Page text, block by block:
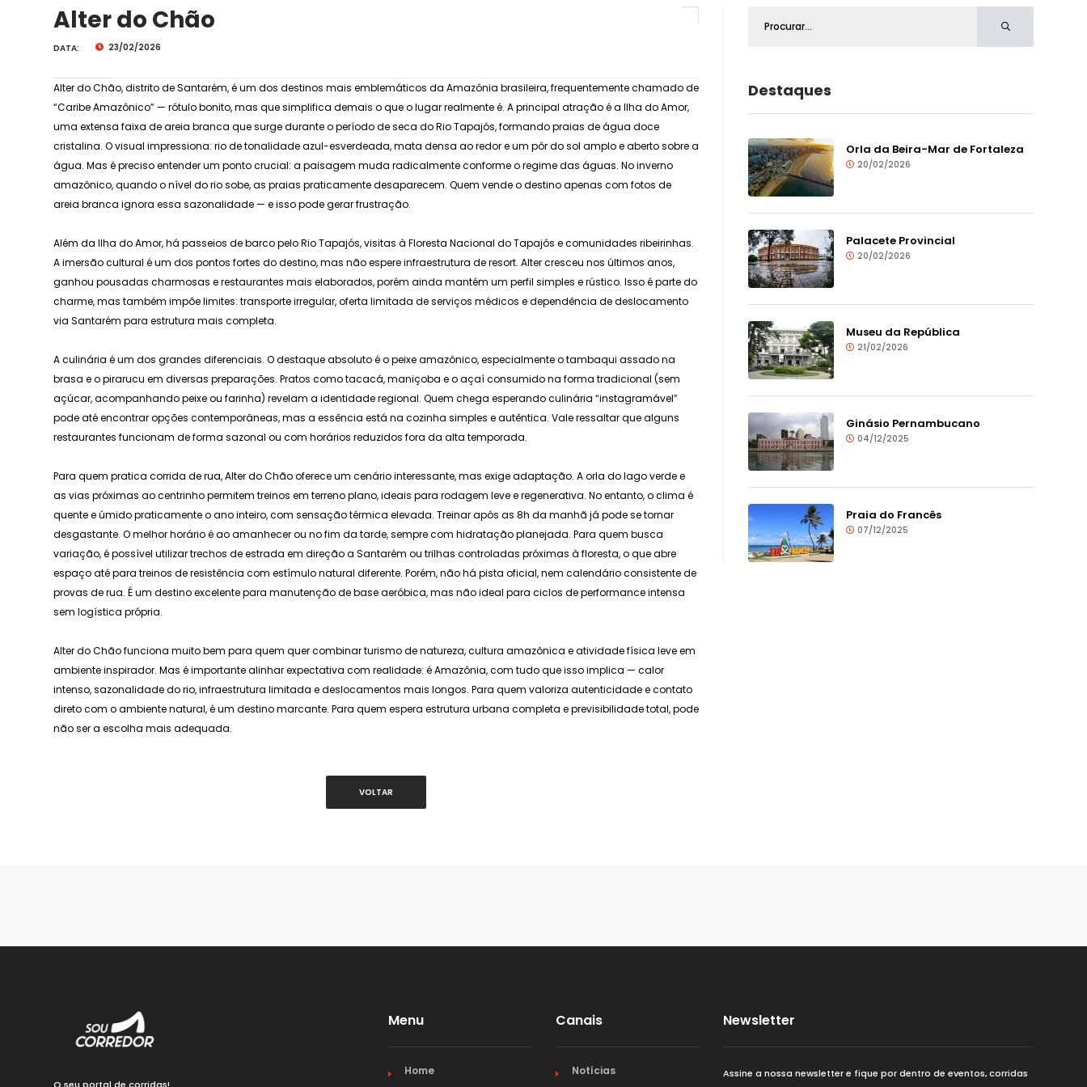
Alter do Chão
DATA: 23/02/2026
Alter do Chão, distrito de Santarém, é um dos destinos mais emblemáticos da Amazônia brasileira, frequentemente chamado de
“Caribe Amazônico” — rótulo bonito, mas que simplifica demais o que o lugar realmente é. A principal atração é a Ilha do Amor,
uma extensa faixa de areia branca que surge durante o período de seca do Rio Tapajós, formando praias de água doce
cristalina. O visual impressiona: rio de tonalidade azul-esverdeada, mata densa ao redor e um pôr do sol amplo e aberto sobre a
água. Mas é preciso entender um ponto crucial: a paisagem muda radicalmente conforme o regime das águas. No inverno
amazônico, quando o nível do rio sobe, as praias praticamente desaparecem. Quem vende o destino apenas com fotos de
areia branca ignora essa sazonalidade — e isso pode gerar frustração.
Além da Ilha do Amor, há passeios de barco pelo Rio Tapajós, visitas à Floresta Nacional do Tapajós e comunidades ribeirinhas.
A imersão cultural é um dos pontos fortes do destino, mas não espere infraestrutura de resort. Alter cresceu nos últimos anos,
ganhou pousadas charmosas e restaurantes mais elaborados, porém ainda mantém um perfil simples e rústico. Isso é parte do
charme, mas também impõe limites: transporte irregular, oferta limitada de serviços médicos e dependência de deslocamento
via Santarém para estrutura mais completa.
A culinária é um dos grandes diferenciais. O destaque absoluto é o peixe amazônico, especialmente o tambaqui assado na
brasa e o pirarucu em diversas preparações. Pratos como tacacá, maniçoba e o açaí consumido na forma tradicional (sem
açúcar, acompanhando peixe ou farinha) revelam a identidade regional. Quem chega esperando culinária “instagramável”
pode até encontrar opções contemporâneas, mas a essência está na cozinha simples e autêntica. Vale ressaltar que alguns
restaurantes funcionam de forma sazonal ou com horários reduzidos fora da alta temporada.
Para quem pratica corrida de rua, Alter do Chão oferece um cenário interessante, mas exige adaptação. A orla do lago verde e
as vias próximas ao centrinho permitem treinos em terreno plano, ideais para rodagem leve e regenerativa. No entanto, o clima é
quente e úmido praticamente o ano inteiro, com sensação térmica elevada. Treinar após as 8h da manhã já pode se tornar
desgastante. O melhor horário é ao amanhecer ou no fim da tarde, sempre com hidratação planejada. Para quem busca
variação, é possível utilizar trechos de estrada em direção a Santarém ou trilhas controladas próximas à floresta, o que abre
espaço até para treinos de resistência com estímulo natural diferente. Porém, não há pista oficial, nem calendário consistente de
provas de rua. É um destino excelente para manutenção de base aeróbica, mas não ideal para ciclos de performance intensa
sem logística própria.
Alter do Chão funciona muito bem para quem quer combinar turismo de natureza, cultura amazônica e atividade física leve em
ambiente inspirador. Mas é importante alinhar expectativa com realidade: é Amazônia, com tudo que isso implica — calor
intenso, sazonalidade do rio, infraestrutura limitada e deslocamentos mais longos. Para quem valoriza autenticidade e contato
direto com o ambiente natural, é um destino marcante. Para quem espera estrutura urbana completa e previsibilidade total, pode
não ser a escolha mais adequada.
VOLTAR
Destaques
Orla da Beira-Mar de Fortaleza
20/02/2026
Palacete Provincial
20/02/2026
Museu da República
21/02/2026
Ginásio Pernambucano
04/12/2025
Praia do Francês
07/12/2025
Menu
Home
Canais
Notícias
Newsletter
Assine a nossa newsletter e fique por dentro de eventos, corridas